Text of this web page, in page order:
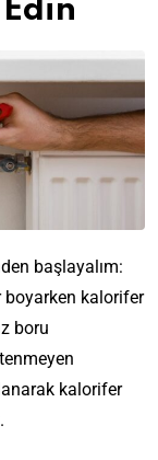
başlayalım:
boyarken kalorifer
boru
kalorifer